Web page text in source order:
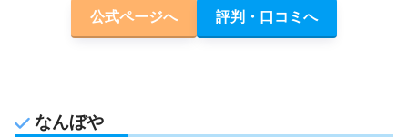
公式ページへ 評判・口コミへ
なんぼや